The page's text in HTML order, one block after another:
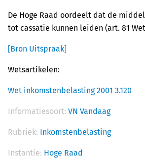
De Hoge Raad oordeelt dat de
tot cassatie kunnen leiden (art. 81 Wet
[Bron Uitspraak]
Wetsartikelen:
Wet inkomstenbelasting 2001 3.120
Informatiesoort: VN Vandaag
Rubriek: Inkomstenbelasting
Instantie: Hoge Raad